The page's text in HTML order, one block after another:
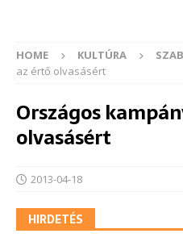
HOME KULTÚRA
az értő olvasásért
Országos
olvasásért
2013-04-18
HIRDETÉS